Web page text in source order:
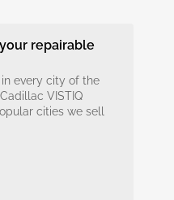
repairable
every city of the
VISTIQ
cities we sell